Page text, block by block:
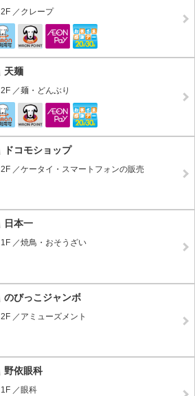
2F ／クレープ
天麺
2F ／麺・どんぶり
ドコモショップ
2F ／ケータイ・スマートフォンの販売
日本一
1F ／焼鳥・おそうざい
のびっこジャンボ
2F ／アミューズメント
野依眼科
1F ／眼科